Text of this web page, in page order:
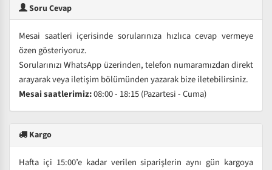
Soru Cevap
Mesai saatleri içerisinde sorularınıza hızlıca cevap vermeye
özen gösteriyoruz.
Sorularınızı WhatsApp üzerinden, telefon numaramızdan direkt
arayarak veya iletişim bölümünden yazarak bize iletebilirsiniz.
Mesai saatlerimiz:08:00 - 18:15 (Pazartesi - Cuma)
Kargo
Hafta içi 15:00’e kadar verilen siparişlerin aynı gün kargoya